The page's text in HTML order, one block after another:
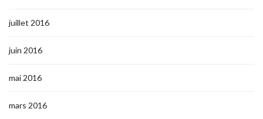
juillet 2016
juin 2016
mai 2016
mars 2016